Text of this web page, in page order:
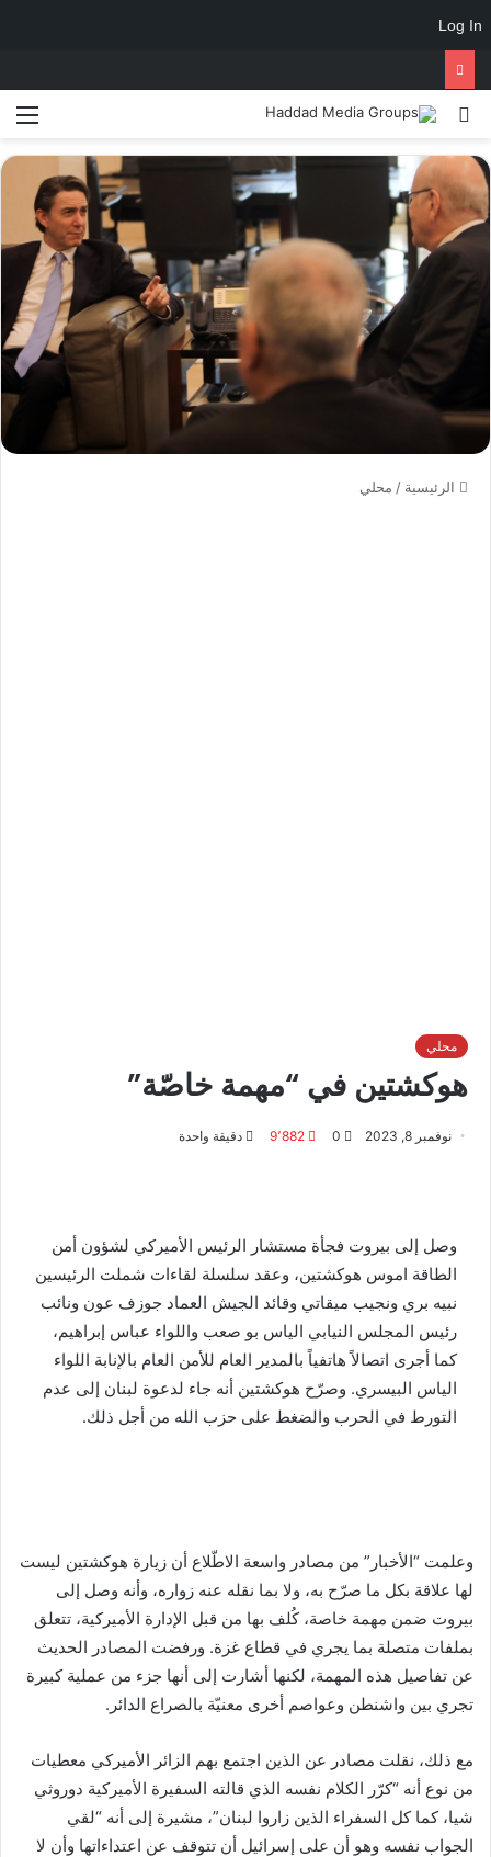
Log In
الرئيسية / محلي
محلي
هوكشتين في “مهمة خاصّة”
نوفمبر 8, 2023 0 9٬882 دقيقة واحدة
وصل إلى بيروت فجأة مستشار الرئيس الأميركي لشؤون أمن
الطاقة اموس هوكشتين، وعقد سلسلة لقاءات شملت الرئيسين
نبيه بري ونجيب ميقاتي وقائد الجيش العماد جوزف عون ونائب
رئيس المجلس النيابي الياس بو صعب واللواء عباس إبراهيم،
كما أجرى اتصالاً هاتفياً بالمدير العام للأمن العام بالإنابة اللواء
الياس البيسري. وصرّح هوكشتين أنه جاء لدعوة لبنان إلى عدم
التورط في الحرب والضغط على حزب الله من أجل ذلك.
وعلمت “الأخبار” من مصادر واسعة الاطّلاع أن زيارة هوكشتين ليست
لها علاقة بكل ما صرّح به، ولا بما نقله عنه زواره، وأنه وصل إلى
بيروت ضمن مهمة خاصة، كُلف بها من قبل الإدارة الأميركية، تتعلق
بملفات متصلة بما يجري في قطاع غزة. ورفضت المصادر الحديث
عن تفاصيل هذه المهمة، لكنها أشارت إلى أنها جزء من عملية كبيرة
تجري بين واشنطن وعواصم أخرى معنيّة بالصراع الدائر.
مع ذلك، نقلت مصادر عن الذين اجتمع بهم الزائر الأميركي معطيات
من نوع أنه “كرّر الكلام نفسه الذي قالته السفيرة الأميركية دوروثي
شيا، كما كل السفراء الذين زاروا لبنان”، مشيرة إلى أنه “لقي
الجواب نفسه وهو أن على إسرائيل أن تتوقف عن اعتداءاتها وأن لا